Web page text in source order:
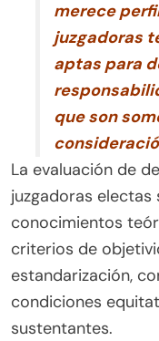
merece
juzgadoras
aptas para
que son
La evaluación de
juzgadoras
conocimientos
criterios de
estandarización,
condiciones
sustentantes.